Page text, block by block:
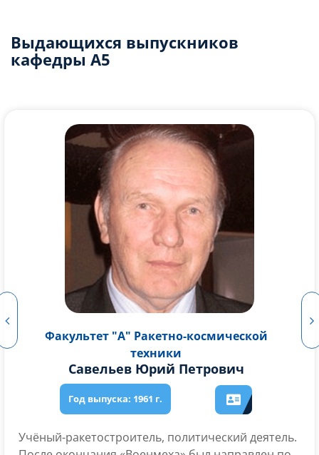
Выдающихся выпускников
кафедры А5
Факультет "А" Ракетно-космической
техники
Борисенко Андрей Иванович
Лётчик-космонавт, член отряда космонавтов.